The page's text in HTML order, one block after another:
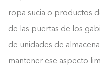
ropa sucia o productos
de las puertas de los
de unidades de
mantener ese aspecto